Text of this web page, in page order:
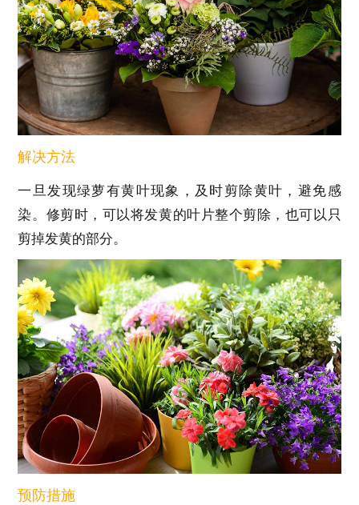
解决方法
一旦发现绿萝有黄叶现象，及时剪除黄叶，避免感
染。修剪时，可以将发黄的叶片整个剪除，也可以只
剪掉发黄的部分。
预防措施